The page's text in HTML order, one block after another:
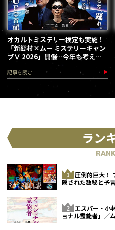
オカルトミステリー検定も実施！
「新郷村×ムー ミステリーキャン
プⅤ 2026」開催…今年も考える
な、踊れ！（2026.9.12）
記事を読む
ラン
圧倒的巨大！
隠された数秘と予言
エスパー・小
ョナル霊能者」／